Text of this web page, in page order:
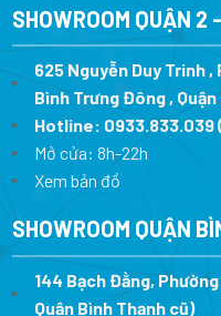
SHOWROOM QUẬN 2
625 Nguyễn Duy Trinh ,
Bình Trưng Đông ,
Hotline: 0933.833.039
Mở cửa: 8h-22h
Xem bản đồ
SHOWROOM QUẬN
144 Bạch Đằng,
Quận Bình Thạnh cũ)